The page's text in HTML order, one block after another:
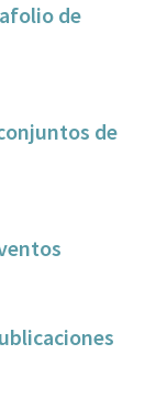
de
de